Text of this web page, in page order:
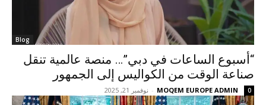
Blog
“أسبوع الساعات في دبي”… منصة عالمية تنقل
صناعة الوقت من الكواليس إلى الجمهور
MOQEM EUROPE ADMIN
- نوفمبر 21, 2025 0